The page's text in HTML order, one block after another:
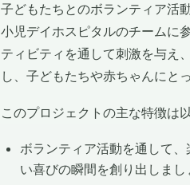
子どもたちとのボランティア活
小児デイホスピタルのチームに
ティビティを通して刺激を与え
し、子どもたちや赤ちゃんにと
このプロジェクトの主な特徴は
ボランティア活動を通して
い喜びの瞬間を創り出しまし